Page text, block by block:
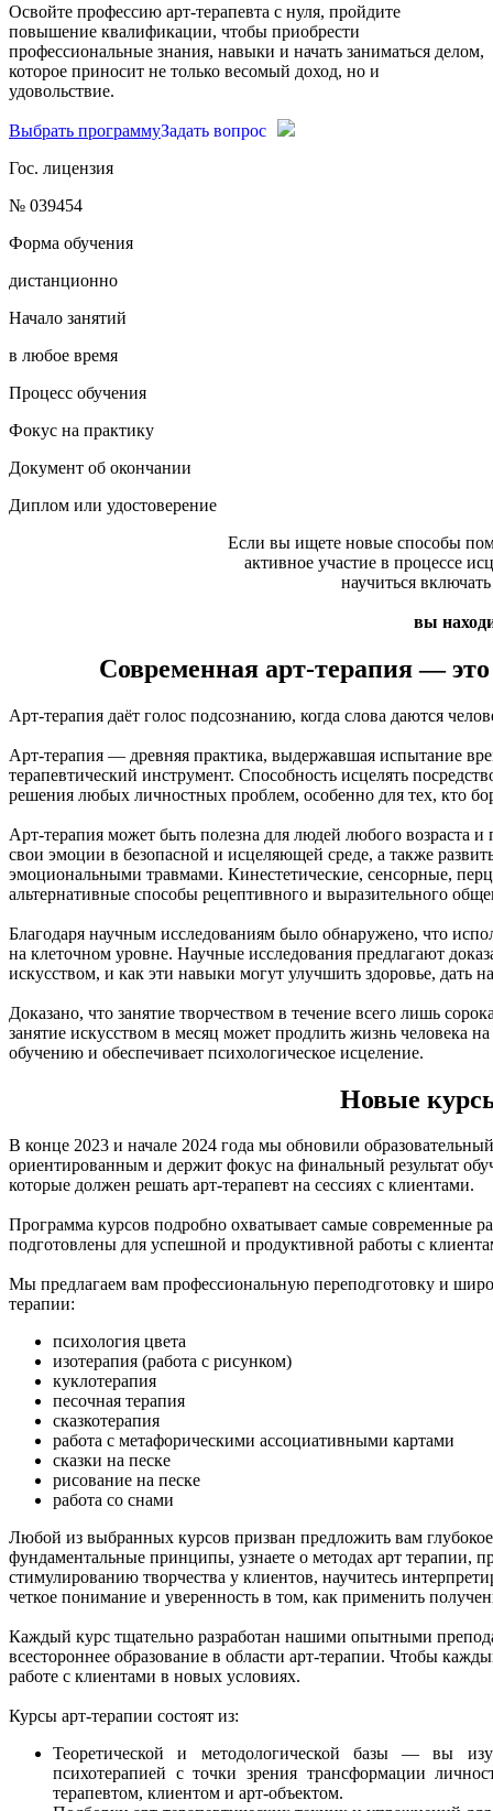
Освойте профессию арт-терапевта с нуля, пройдите
повышение квалификации, чтобы приобрести
профессиональные знания, навыки и начать заниматься делом,
которое приносит не только весомый доход, но и
удовольствие.
Выбрать программуЗадать вопрос
Гос. лицензия
№ 039454
Форма обучения
дистанционно
Начало занятий
в любое время
Процесс обучения
Фокус на практику
Документ об окончании
Диплом или удостоверение
Если вы ищете новые способы
активное участие в процессе
научиться
вы
Современная арт-терапия —
Арт-терапия даёт голос подсознанию, когда слова даются
Арт-терапия — древняя практика, выдержавшая испытание
терапевтический инструмент. Способность исцелять
решения любых личностных проблем, особенно для тех, кто
Арт-терапия может быть полезна для людей любого возраста
свои эмоции в безопасной и исцеляющей среде, а также
эмоциональными травмами. Кинестетические, сенсорные,
альтернативные способы рецептивного и выразительного
Благодаря научным исследованиям было обнаружено, что
на клеточном уровне. Научные исследования предлагают
искусством, и как эти навыки могут улучшить здоровье, дать
Доказано, что занятие творчеством в течение всего лишь
занятие искусством в месяц может продлить жизнь человека
обучению и обеспечивает психологическое исцеление.
Новые
В конце 2023 и начале 2024 года мы обновили
ориентированным и держит фокус на финальный результат
которые должен решать арт-терапевт на сессиях с клиентами.
Программа курсов подробно охватывает самые современные
подготовлены для успешной и продуктивной работы с
Мы предлагаем вам профессиональную переподготовку и
терапии:
психология цвета
изотерапия (работа с рисунком)
куклотерапия
песочная терапия
сказкотерапия
работа с метафорическими ассоциативными картами
сказки на песке
рисование на песке
работа со снами
Любой из выбранных курсов призван предложить вам
фундаментальные принципы, узнаете о методах арт терапии,
стимулированию творчества у клиентов, научитесь
четкое понимание и уверенность в том, как применить
Каждый курс тщательно разработан нашими опытными
всестороннее образование в области арт-терапии. Чтобы
работе с клиентами в новых условиях.
Курсы арт-терапии состоят из:
Теоретической и методологической базы — вы
психотерапией с точки зрения трансформации
терапевтом, клиентом и арт-объектом.